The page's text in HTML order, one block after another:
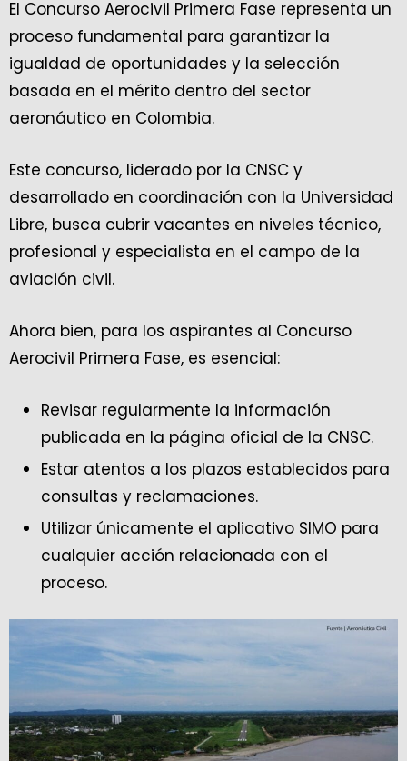
El Concurso Aerocivil Primera Fase representa un
proceso fundamental para garantizar la
igualdad de oportunidades y la selección
basada en el mérito dentro del sector
aeronáutico en Colombia.
Este concurso, liderado por la CNSC y
desarrollado en coordinación con la Universidad
Libre, busca cubrir vacantes en niveles técnico,
profesional y especialista en el campo de la
aviación civil.
Ahora bien, para los aspirantes al Concurso
Aerocivil Primera Fase, es esencial:
Revisar regularmente la información
publicada en la página oficial de la CNSC.
Estar atentos a los plazos establecidos para
consultas y reclamaciones.
Utilizar únicamente el aplicativo SIMO para
cualquier acción relacionada con el
proceso.